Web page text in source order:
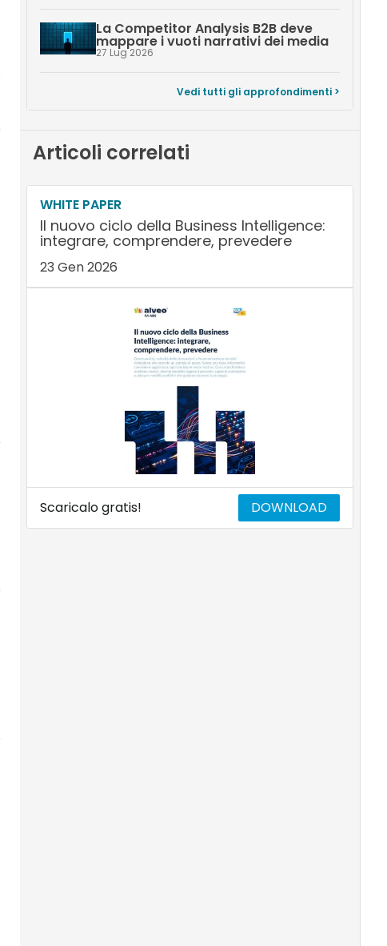
La Competitor Analysis B2B deve
mappare i vuoti narrativi dei media
27 Lug 2026
Vedi tutti gli approfondimenti >
Articoli correlati
WHITE PAPER
Il nuovo ciclo della Business Intelligence:
integrare, comprendere, prevedere
23 Gen 2026
Scaricalo gratis! DOWNLOAD